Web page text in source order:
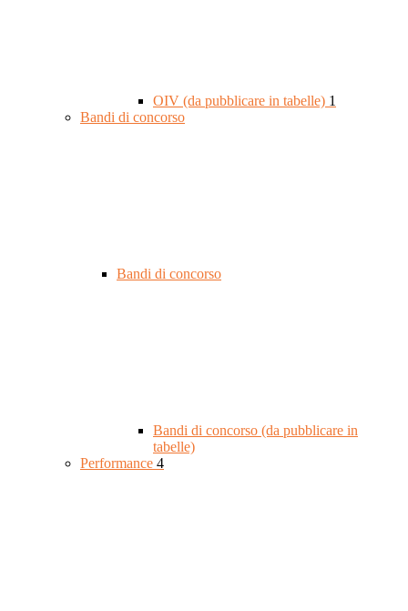
OIV (da pubblicare in tabelle) 1
Bandi di concorso
Bandi di concorso
Bandi di concorso (da pubblicare in
tabelle)
Performance 4